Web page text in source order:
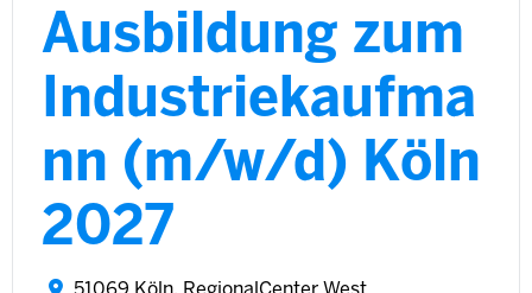
Ausbildung zum
Industriekaufma
nn (m/w/d) Köln
2027